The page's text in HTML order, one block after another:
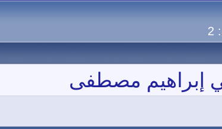
إبراهيم مصطفى